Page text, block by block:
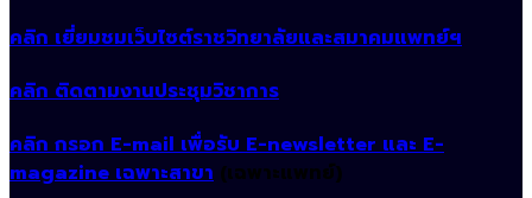
คลิก เยี่ยมชมเว็บไซต์ราชวิทยาลัยและสมาคมแพทย์ฯ
คลิก ติดตามงานประชุมวิชาการ
คลิก กรอก E-mail เพื่อรับ E-newsletter และ E-
magazine เฉพาะสาขา (เฉพาะแพทย์)